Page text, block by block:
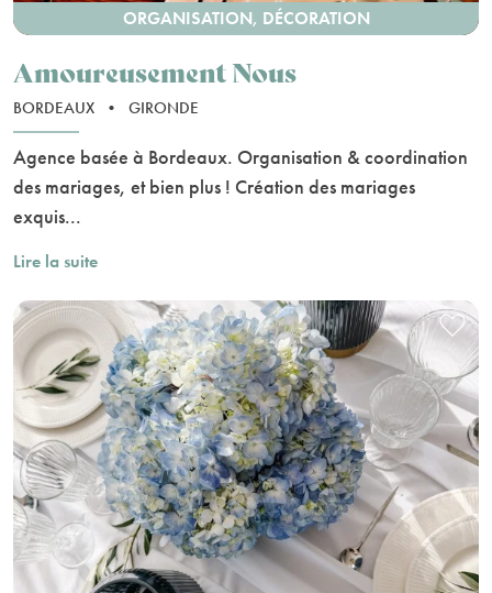
ORGANISATION, DÉCORATION
Amoureusement Nous
BORDEAUX • GIRONDE
Agence basée à Bordeaux. Organisation & coordination
des mariages, et bien plus ! Création des mariages
exquis...
Lire la suite